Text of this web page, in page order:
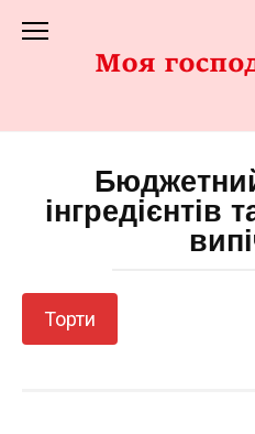
до
інгредієнтів
Торти